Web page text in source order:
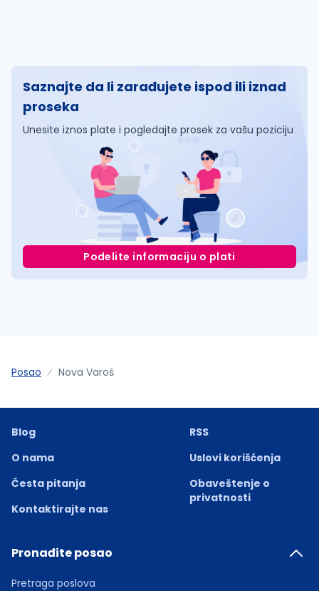
Saznajte da li zarađujete ispod ili iznad
proseka
Unesite iznos plate i pogledajte prosek za vašu poziciju
Podelite informaciju o plati
Posao Nova Varoš
Blog
O nama
Česta pitanja
Kontaktirajte nas
RSS
Uslovi korišćenja
Obaveštenje o
privatnosti
Pronađite posao
Pretraga poslova